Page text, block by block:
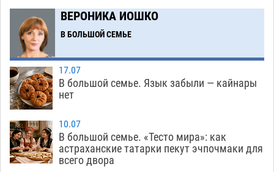
в музее Пушкина в Москве 06.08 287
13:50
Мэрия Астрахани переводит городские
зеленые зоны на автоматический полив
13:13
Скончался второй ребенок после пожара в
Астрахани
12:49
Астраханские гандболисты с крупной победы
стартовали на Всероссийской Спартакиаде
ВЕРОНИКА ИОШКО
В БОЛЬШОЙ СЕМЬЕ
17.07
В большой семье. Язык забыли — кайнары
нет
10.07
В большой семье. «Тесто мира»: как
астраханские татарки пекут эчпочмаки для
всего двора